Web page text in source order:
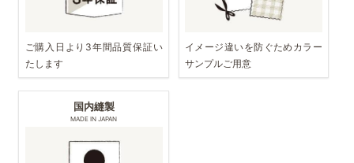
ご購入日より3年間品質保証い
たします
イメージ違いを防ぐためカラー
サンプルご用意
国内縫製
MADE IN JAPAN